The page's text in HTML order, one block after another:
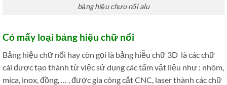
bảng hiệu chưu nổi alu
Có mấy loại bảng hiệu chữ nổi
Bảng hiệu chữ nổi hay còn gọi là bảng hiễu chữ 3D là các chữ
cái được tạo thành từ việc sử dụng các tấm vật liệu như : nhôm,
mica, inox, đồng, … , được gia công cắt CNC, laser thành các chữ